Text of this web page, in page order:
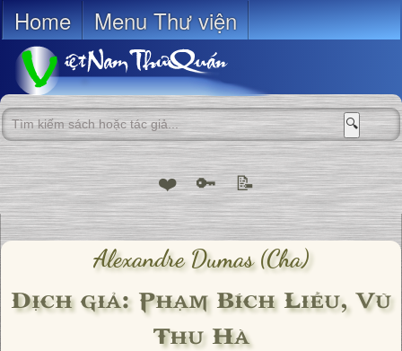
Home Menu Thư viện
🔍
❤️ 🔑 📝
Alexandre Dumas (cha)
Dịch giả: Phạm Bích Liễu, Vũ
Thu Hà